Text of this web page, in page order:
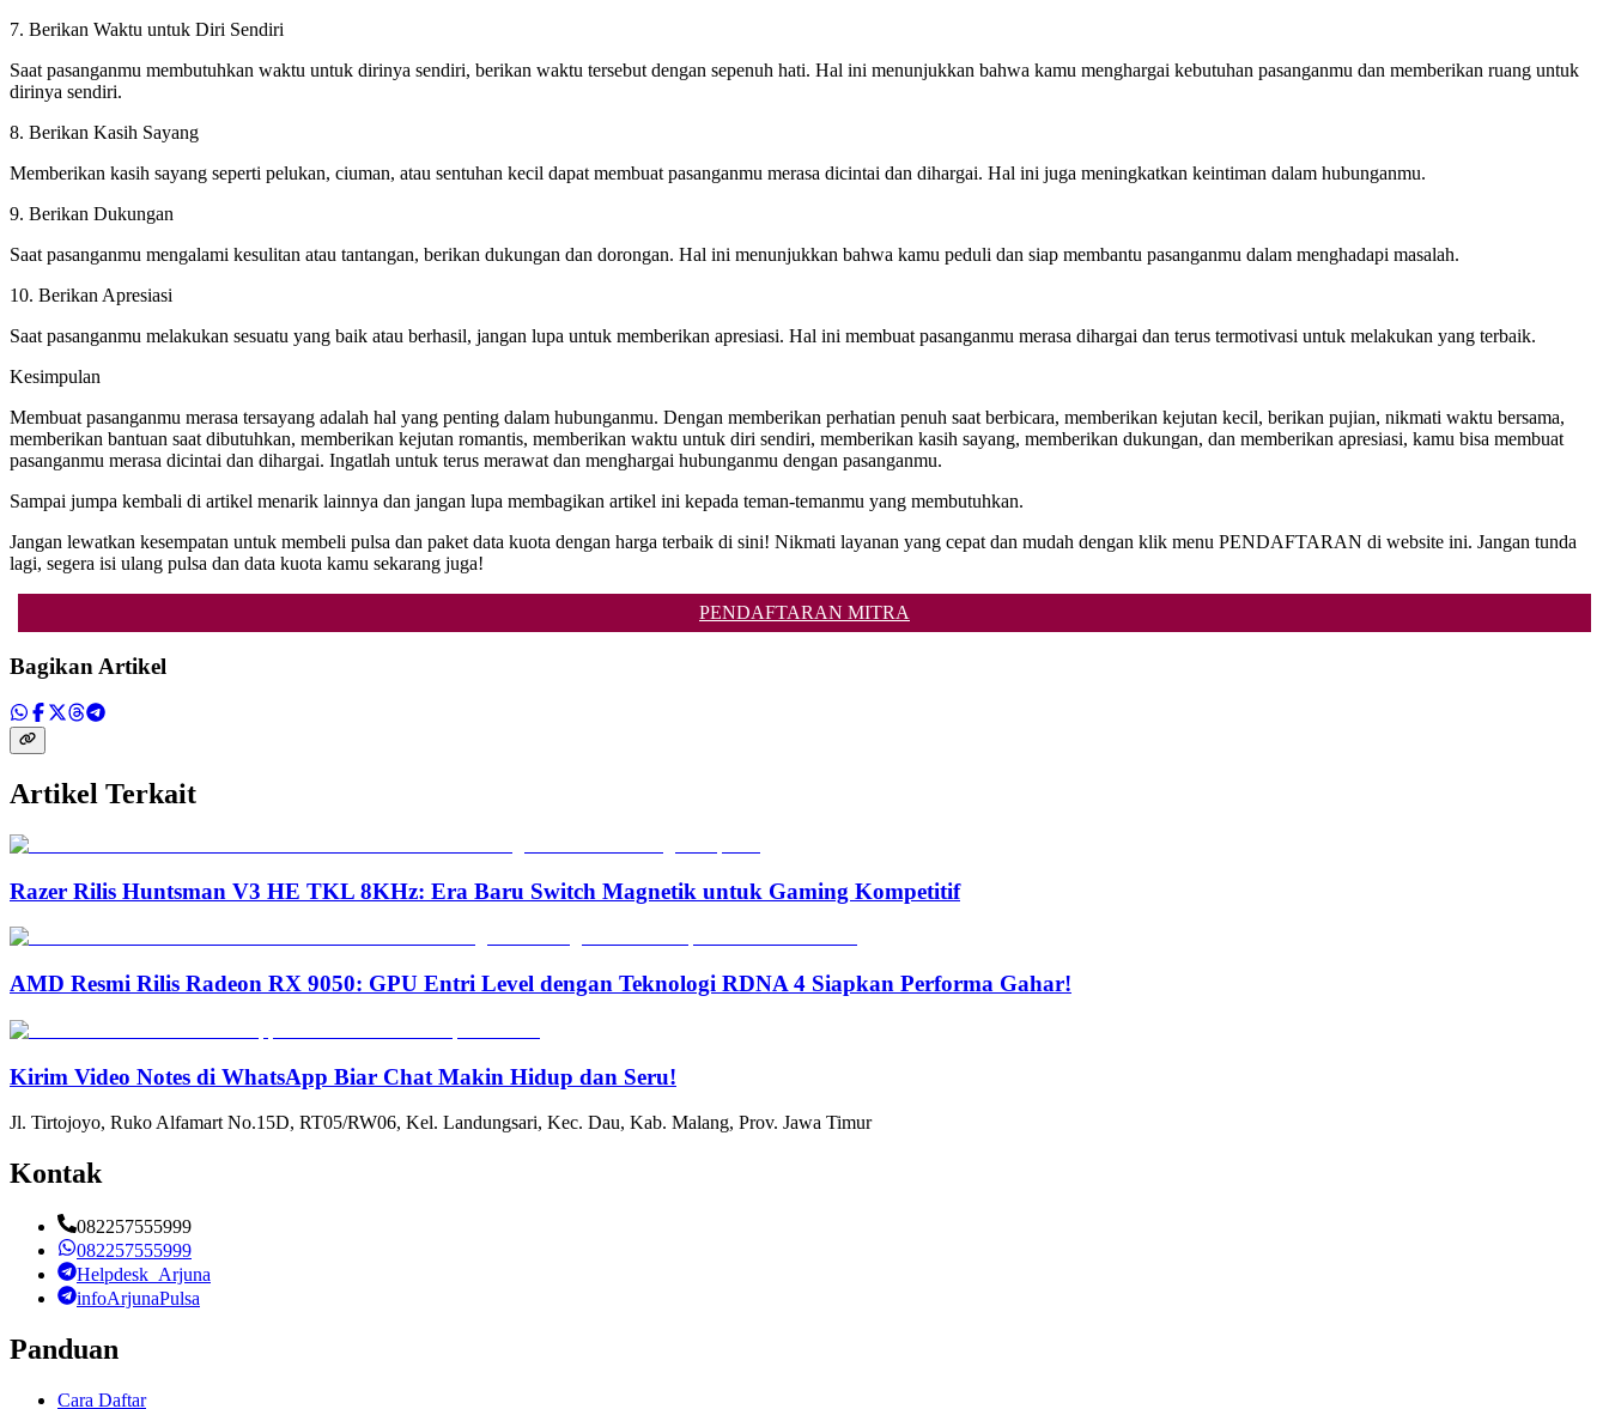
7. Berikan Waktu untuk Diri Sendiri
Saat pasanganmu membutuhkan waktu untuk dirinya sendiri, berikan waktu tersebut dengan sepenuh hati. Hal ini menunjukkan bahwa kamu menghargai kebutuhan pasanganmu dan memberikan ruang untuk
dirinya sendiri.
8. Berikan Kasih Sayang
Memberikan kasih sayang seperti pelukan, ciuman, atau sentuhan kecil dapat membuat pasanganmu merasa dicintai dan dihargai. Hal ini juga meningkatkan keintiman dalam hubunganmu.
9. Berikan Dukungan
Saat pasanganmu mengalami kesulitan atau tantangan, berikan dukungan dan dorongan. Hal ini menunjukkan bahwa kamu peduli dan siap membantu pasanganmu dalam menghadapi masalah.
10. Berikan Apresiasi
Saat pasanganmu melakukan sesuatu yang baik atau berhasil, jangan lupa untuk memberikan apresiasi. Hal ini membuat pasanganmu merasa dihargai dan terus termotivasi untuk melakukan yang terbaik.
Kesimpulan
Membuat pasanganmu merasa tersayang adalah hal yang penting dalam hubunganmu. Dengan memberikan perhatian penuh saat berbicara, memberikan kejutan kecil, berikan pujian, nikmati waktu bersama,
memberikan bantuan saat dibutuhkan, memberikan kejutan romantis, memberikan waktu untuk diri sendiri, memberikan kasih sayang, memberikan dukungan, dan memberikan apresiasi, kamu bisa membuat
pasanganmu merasa dicintai dan dihargai. Ingatlah untuk terus merawat dan menghargai hubunganmu dengan pasanganmu.
Sampai jumpa kembali di artikel menarik lainnya dan jangan lupa membagikan artikel ini kepada teman-temanmu yang membutuhkan.
Jangan lewatkan kesempatan untuk membeli pulsa dan paket data kuota dengan harga terbaik di sini! Nikmati layanan yang cepat dan mudah dengan klik menu PENDAFTARAN di website ini. Jangan tunda
lagi, segera isi ulang pulsa dan data kuota kamu sekarang juga!
PENDAFTARAN MITRA
Bagikan Artikel
Artikel Terkait
Razer Rilis Huntsman V3 HE TKL 8KHz: Era Baru Switch Magnetik untuk Gaming Kompetitif
AMD Resmi Rilis Radeon RX 9050: GPU Entri Level dengan Teknologi RDNA 4 Siapkan Performa Gahar!
Kirim Video Notes di WhatsApp Biar Chat Makin Hidup dan Seru!
Jl. Tirtojoyo, Ruko Alfamart No.15D, RT05/RW06, Kel. Landungsari, Kec. Dau, Kab. Malang, Prov. Jawa Timur
Kontak
082257555999
082257555999
Helpdesk_Arjuna
infoArjunaPulsa
Panduan
Cara Daftar